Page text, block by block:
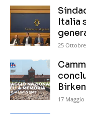
Italia
25
17 Maggio